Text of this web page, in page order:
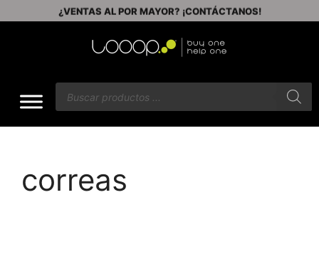
¿VENTAS AL POR MAYOR? ¡CONTÁCTANOS!
correas